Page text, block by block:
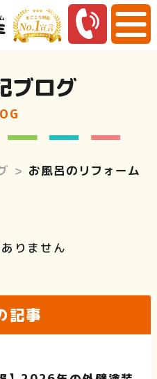
ブログ
お風呂のリフォーム
りません
記事